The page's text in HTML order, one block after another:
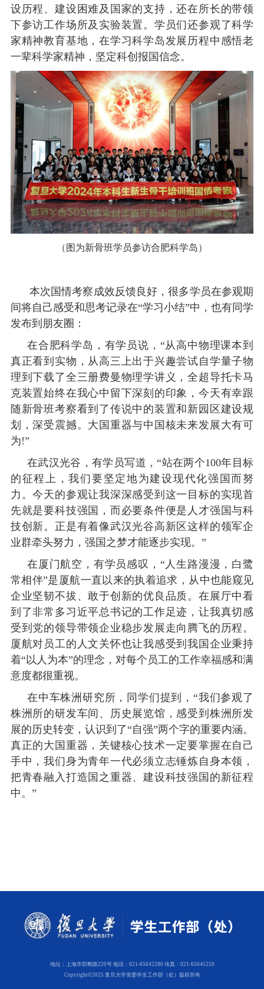
设历程、建设困难及国家的支持，还在所长的带领
下参访工作场所及实验装置。学员们还参观了科学
家精神教育基地，在学习科学岛发展历程中感悟老
一辈科学家精神，坚定科创报国信念。
（图为新骨班学员参访合肥科学岛）
本次国情考察成效反馈良好，很多学员在参观期
间将自己感受和思考记录在“学习小结”中，也有同学
发布到朋友圈：
在合肥科学岛，有学员说， “从高中物理课本到
真正看到实物，从高三上出于兴趣尝试自学量子物
理到下载了全三册费曼物理学讲义，全超导托卡马
克装置始终在我心中留下深刻的印象，今天有幸跟
随新骨班考察看到了传说中的装置和新园区建设规
划，深受震撼。大国重器与中国核未来发展大有可
为!”
在武汉光谷，有学员写道， “站在两个100年目标
的征程上，我们要坚定地为建设现代化强国而努
力。今天的参观让我深深感受到这一目标的实现首
先就是要科技强国，而必要条件便是人才强国与科
技创新。正是有着像武汉光谷高新区这样的领军企
业群牵头努力，强国之梦才能逐步实现。”
在厦门航空，有学员感叹， “人生路漫漫，白鹭
常相伴”是厦航一直以来的执着追求，从中也能窥见
企业坚韧不拔、敢于创新的优良品质。在展厅中看
到了非常多习近平总书记的工作足迹，让我真切感
受到党的领导带领企业稳步发展走向腾飞的历程。
厦航对员工的人文关怀也让我感受到我国企业秉持
着“以人为本”的理念，对每个员工的工作幸福感和满
意度都很重视。
在中车株洲研究所，同学们提到， “我们参观了
株洲所的研发车间、历史展览馆，感受到株洲所发
展的历史转变，认识到了“自强”两个字的重要内涵。
真正的大国重器，关键核心技术一定要掌握在自己
手中，我们身为青年一代必须立志锤炼自身本领，
把青春融入打造国之重器、建设科技强国的新征程
中。”
地址：上海市邯郸路220号 电话：021-65642280 传真：021-65645250
Copyright©2025 复旦大学党委学生工作部（处）版权所有